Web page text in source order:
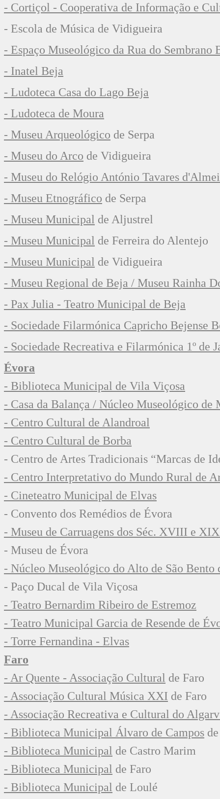
- Cortiçol - Cooperativa de Informação e
- Escola de Música de Vidigueira
- Espaço Museológico da Rua do Sembrano
- Inatel Beja
- Ludoteca Casa do Lago Beja
- Ludoteca de Moura
- Museu Arqueológico de Serpa
- Museu do Arco de Vidigueira
- Museu do Relógio António Tavares
- Museu Etnográfico de Serpa
- Museu Municipal de Aljustrel
- Museu Municipal de Ferreira do Alentejo
- Museu Municipal de Vidigueira
- Museu Regional de Beja / Museu Rainha
- Pax Julia - Teatro Municipal de Beja
- Sociedade Filarmónica Capricho Bejense
- Sociedade Recreativa e Filarmónica 1º de
Évora
- Biblioteca Municipal de Vila Viçosa
- Casa da Balança / Núcleo Museológico de
- Centro Cultural de Alandroal
- Centro Cultural de Borba
- Centro de Artes Tradicionais “Marcas de
- Centro Interpretativo do Mundo Rural de
- Cineteatro Municipal de Elvas
- Convento dos Remédios de Évora
- Museu de Carruagens dos Séc. XVIII e
- Museu de Évora
- Núcleo Museológico do Alto de São Bento
- Paço Ducal de Vila Viçosa
- Teatro Bernardim Ribeiro de Estremoz
- Teatro Municipal Garcia de Resende de
- Torre Fernandina - Elvas
Faro
- Ar Quente - Associação Cultural de Faro
- Associação Cultural Música XXI de Faro
- Associação Recreativa e Cultural do
- Biblioteca Municipal Álvaro de Campos
- Biblioteca Municipal de Castro Marim
- Biblioteca Municipal de Faro
- Biblioteca Municipal de Loulé